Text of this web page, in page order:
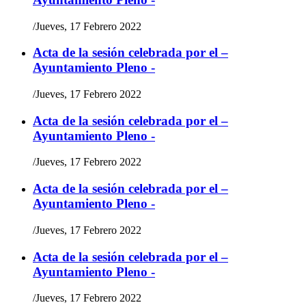
/Jueves, 17 Febrero 2022
Acta de la sesión celebrada por el –
Ayuntamiento Pleno -
/Jueves, 17 Febrero 2022
Acta de la sesión celebrada por el –
Ayuntamiento Pleno -
/Jueves, 17 Febrero 2022
Acta de la sesión celebrada por el –
Ayuntamiento Pleno -
/Jueves, 17 Febrero 2022
Acta de la sesión celebrada por el –
Ayuntamiento Pleno -
/Jueves, 17 Febrero 2022